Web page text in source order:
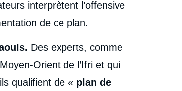
interprètent l’offensive
de ce plan.
Des experts, comme
Orient de l’Ifri et qui
qualifient de « plan de